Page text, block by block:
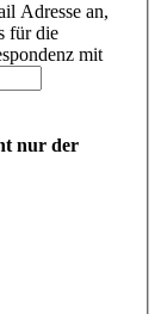
Adresse an,
für die
mit
nur der